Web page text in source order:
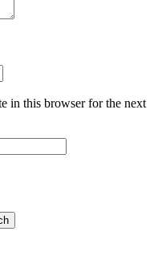
in this browser for the next